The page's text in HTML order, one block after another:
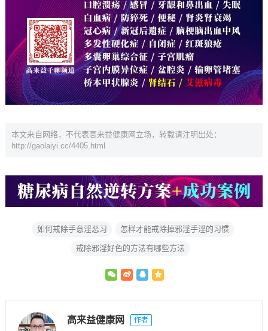
本文来自网络，不代表高来益健康网立场，转载请注明出处：
http://gaolaiyi.cc/4405.html
如何戒除手意淫恶习 怎样才能戒除掉邪淫手淫的习惯
戒除邪淫好色的方法有哪些方法
高来益健康网 作者